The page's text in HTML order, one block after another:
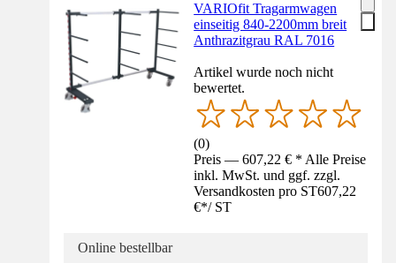
VARIOfit Tragarmwagen
einseitig 840-2200mm breit
Anthrazitgrau RAL 7016
Artikel wurde noch nicht
bewertet.
(0)
Preis — 607,22 € * Alle Preise
inkl. MwSt. und ggf. zzgl.
Versandkosten pro ST607,22
€*/ ST
Online bestellbar